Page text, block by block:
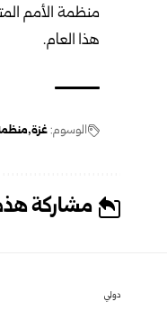
هذا العام.
الوسوم:غزة
مشاركة
دولي